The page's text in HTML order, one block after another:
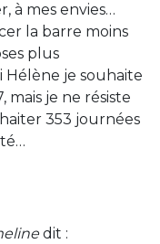
à mes envies…
la barre moins
plus
Hélène je souhaite
mais je ne résiste
353 journées
dit :